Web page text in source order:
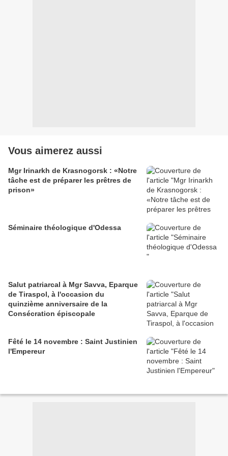
Vous aimerez aussi
Mgr Irinarkh de Krasnogorsk : «Notre
tâche est de préparer les prêtres de
prison»
Séminaire théologique d'Odessa
Salut patriarcal à Mgr Savva, Eparque
de Tiraspol, à l'occasion du
quinzième anniversaire de la
Consécration épiscopale
Fêté le 14 novembre : Saint Justinien
l'Empereur